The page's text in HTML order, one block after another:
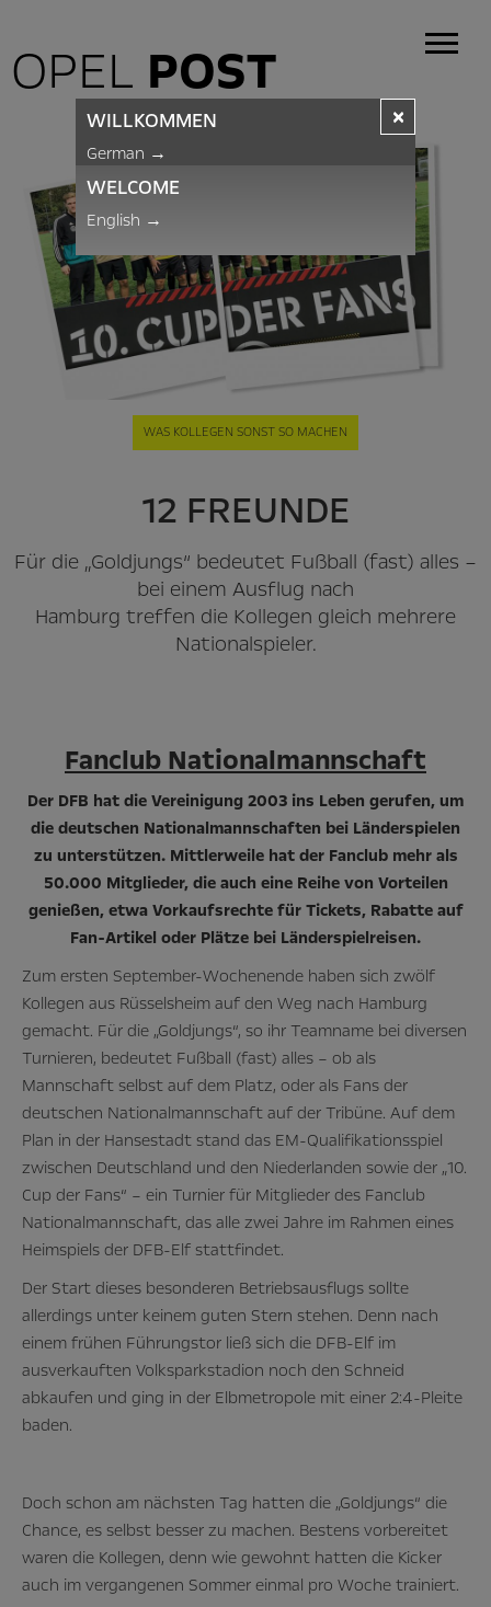
OPEL POST
WAS KOLLEGEN SONST SO MACHEN
12 FREUNDE
Für die „Goldjungs“ bedeutet Fußball (fast) alles –
bei einem Ausflug nach
Hamburg treffen die Kollegen gleich mehrere
Nationalspieler.
Fanclub Nationalmannschaft
Der DFB hat die Vereinigung 2003 ins Leben gerufen, um
die deutschen Nationalmannschaften bei Länderspielen
zu unterstützen. Mittlerweile hat der Fanclub mehr als
50.000 Mitglieder, die auch eine Reihe von Vorteilen
genießen, etwa Vorkaufsrechte für Tickets, Rabatte auf
Fan-Artikel oder Plätze bei Länderspielreisen.
Zum ersten September-Wochenende haben sich zwölf
Kollegen aus Rüsselsheim auf den Weg nach Hamburg
gemacht. Für die „Goldjungs“, so ihr Teamname bei diversen
Turnieren, bedeutet Fußball (fast) alles – ob als
Mannschaft selbst auf dem Platz, oder als Fans der
deutschen Nationalmannschaft auf der Tribüne. Auf dem
Plan in der Hansestadt stand das EM-Qualifikationsspiel
zwischen Deutschland und den Niederlanden sowie der „10.
Cup der Fans“ – ein Turnier für Mitglieder des Fanclub
Nationalmannschaft, das alle zwei Jahre im Rahmen eines
Heimspiels der DFB-Elf stattfindet.
Der Start dieses besonderen Betriebsausflugs sollte
allerdings unter keinem guten Stern stehen. Denn nach
einem frühen Führungstor ließ sich die DFB-Elf im
ausverkauften Volksparkstadion noch den Schneid
abkaufen und ging in der Elbmetropole mit einer 2:4-Pleite
baden.
Doch schon am nächsten Tag hatten die „Goldjungs“ die
Chance, es selbst besser zu machen. Bestens vorbereitet
waren die Kollegen, denn wie gewohnt hatten die Kicker
auch im vergangenen Sommer einmal pro Woche trainiert.
×
WILLKOMMEN
German →
WELCOME
English →